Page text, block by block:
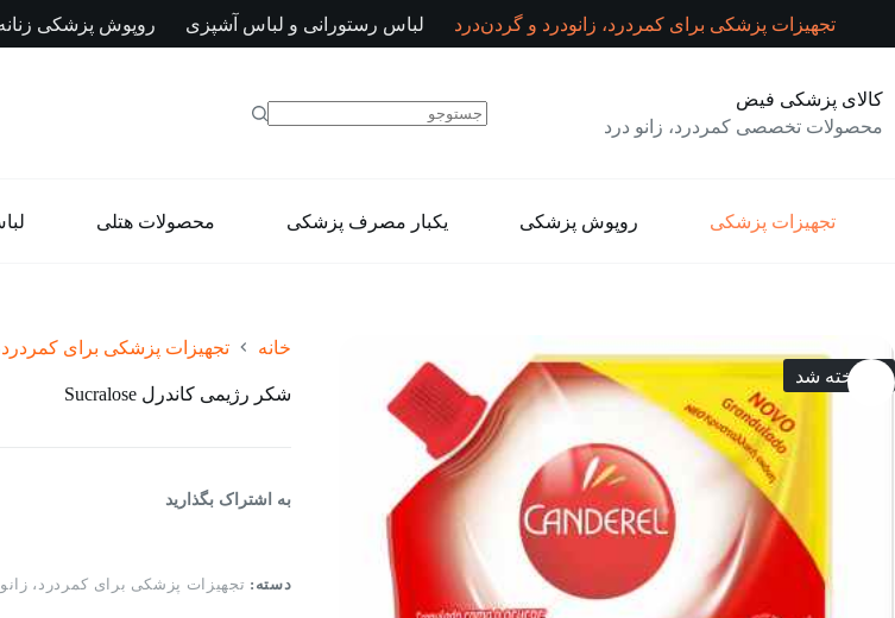
تجهیزات پزشکی برای کمردرد، زانودرد و گردن‌درد لباس رستورانی و لباس آشپزی روپوش پزشکی
کالای پزشکی فیض
محصولات تخصصی کمردرد، زانو درد
تجهیزات پزشکی روپوش پزشکی یکبار مصرف پزشکی محصولات هتلی
فروخته شد
خانه تجهیزات پزشکی برای
شکر رژیمی کاندرل Sucralose
به اشتراک بگذارید
دسته: تجهیزات پزشکی برای کمردرد،